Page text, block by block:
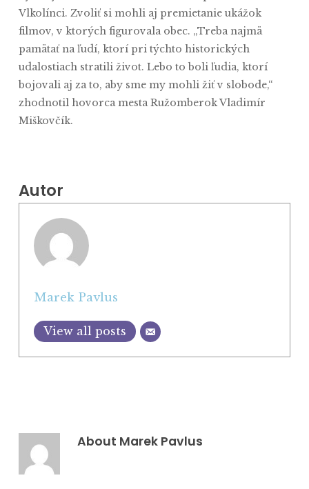
Vlkolínci. Zvoliť si mohli aj premietanie ukážok
filmov, v ktorých figurovala obec. „Treba najmä
pamätať na ľudí, ktorí pri týchto historických
udalostiach stratili život. Lebo to boli ľudia, ktorí
bojovali aj za to, aby sme my mohli žiť v slobode,“
zhodnotil hovorca mesta Ružomberok Vladimír
Miškovčík.
Autor
Marek Pavlus
View all posts
About Marek Pavlus